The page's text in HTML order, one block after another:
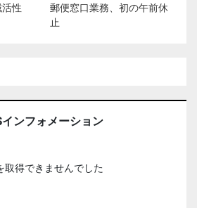
性
郵便窓口業務、初の午前休
止
ンフォメーション
取得できませんでした